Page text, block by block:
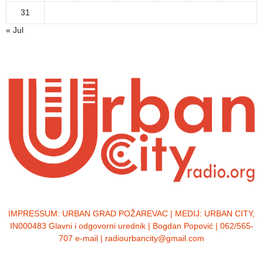
31
« Jul
IMPRESSUM: URBAN GRAD POŽAREVAC | MEDIJ: URBAN CITY,
IN000483 Glavni i odgovorni urednik | Bogdan Popović | 062/565-
707 e-mail | radiourbancity@gmail.com